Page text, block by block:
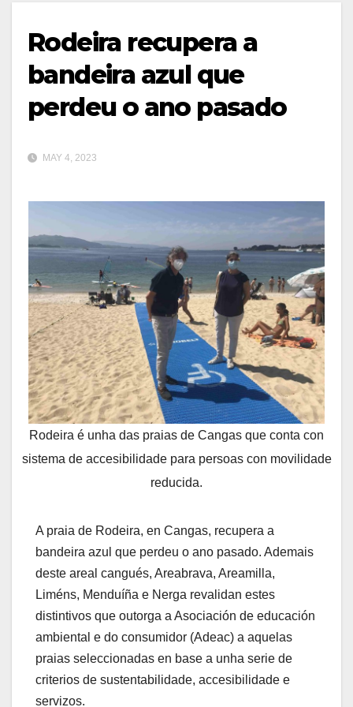
Rodeira recupera a
bandeira azul que
perdeu o ano pasado
MAY 4, 2023
Rodeira é unha das praias de Cangas que conta con
sistema de accesibilidade para persoas con movilidade
reducida.
A praia de Rodeira, en Cangas, recupera a
bandeira azul que perdeu o ano pasado. Ademais
deste areal cangués, Areabrava, Areamilla,
Liméns, Menduíña e Nerga revalidan estes
distintivos que outorga a Asociación de educación
ambiental e do consumidor (Adeac) a aquelas
praias seleccionadas en base a unha serie de
criterios de sustentabilidade, accesibilidade e
servizos.